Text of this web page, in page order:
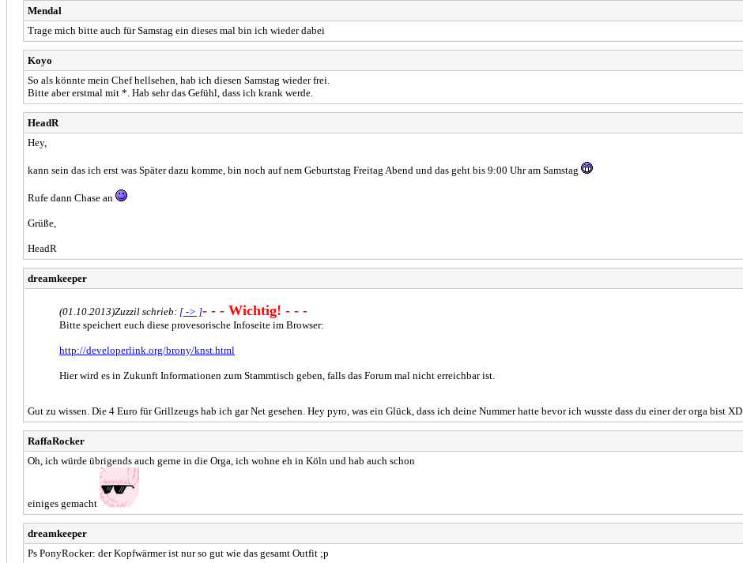
Mendal
Trage mich bitte auch für Samstag ein dieses mal bin ich wieder dabei
Koyo
So als könnte mein Chef hellsehen, hab ich diesen Samstag wieder frei.
Bitte aber erstmal mit *. Hab sehr das Gefühl, dass ich krank werde.
HeadR
Hey,
kann sein das ich erst was Später dazu komme, bin noch auf nem Geburtstag Freitag Abend und das geht bis 9:00 Uhr am Samstag
Rufe dann Chase an
Grüße,
HeadR
dreamkeeper
(01.10.2013)Zuzzil schrieb: [ -> ]- - - Wichtig! - - -
Bitte speichert euch diese provesorische Infoseite im Browser:
http://developerlink.org/brony/knst.html
Hier wird es in Zukunft Informationen zum Stammtisch geben, falls das Forum mal nicht erreichbar ist.
Gut zu wissen. Die 4 Euro für Grillzeugs hab ich gar Net gesehen. Hey pyro, was ein Glück, dass ich deine Nummer hatte bevor ich wusste dass du einer der orga bist XD
RaffaRocker
Oh, ich würde übrigends auch gerne in die Orga, ich wohne eh in Köln und hab auch schon
einiges gemacht
dreamkeeper
Ps PonyRocker: der Kopfwärmer ist nur so gut wie das gesamt Outfit ;p